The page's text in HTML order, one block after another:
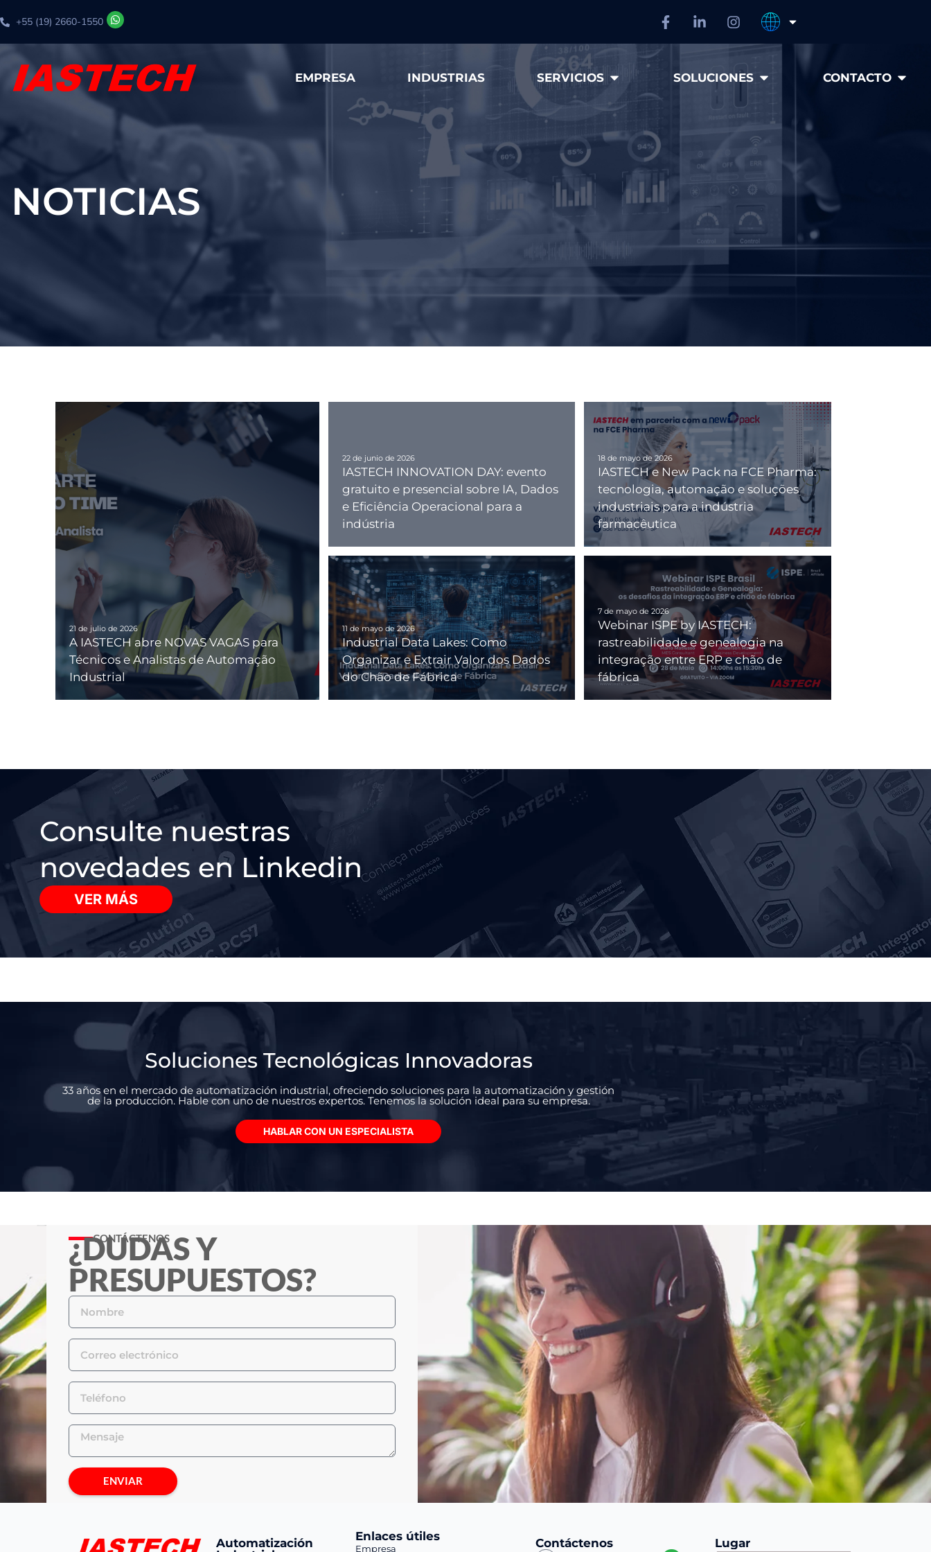
+55 (19) 2660-1550
EMPRESA INDUSTRIAS SERVICIOS SOLUCIONES CONTACTO
NOTICIAS
21 de julio de 2026
A IASTECH abre NOVAS VAGAS para
Técnicos e Analistas de Automação
Industrial
22 de junio de 2026
IASTECH INNOVATION DAY: evento
gratuito e presencial sobre IA, Dados
e Eficiência Operacional para a
indústria
18 de mayo de 2026
IASTECH e New Pack na FCE Pharma:
tecnologia, automação e soluções
industriais para a indústria
farmacêutica
11 de mayo de 2026
Industrial Data Lakes: Como
Organizar e Extrair Valor dos Dados
do Chão de Fábrica
7 de mayo de 2026
Webinar ISPE by IASTECH:
rastreabilidade e genealogia na
integração entre ERP e chão de
fábrica
Consulte nuestras
novedades en Linkedin
VER MÁS
Soluciones Tecnológicas Innovadoras
33 años en el mercado de automatización industrial, ofreciendo soluciones para la automatización y gestión
de la producción. Hable con uno de nuestros expertos. Tenemos la solución ideal para su empresa.
HABLAR CON UN ESPECIALISTA
CONTÁCTENOS
¿DUDAS Y
PRESUPUESTOS?
ENVIAR
Automatización
Enlaces útiles
Empresa Contáctenos Lugar